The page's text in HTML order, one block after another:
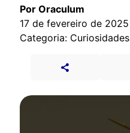
Por Oraculum
17 de fevereiro de 2025
Categoria: Curiosidades